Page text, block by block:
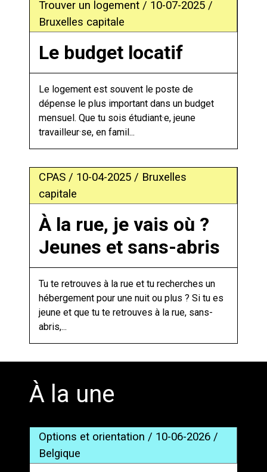
Trouver un logement / 10-07-2025 /
Bruxelles capitale
Le budget locatif
Le logement est souvent le poste de
dépense le plus important dans un budget
mensuel. Que tu sois étudiant·e, jeune
travailleur·se, en famil...
CPAS / 10-04-2025 / Bruxelles
capitale
À la rue, je vais où ?
Jeunes et sans-abris
Tu te retrouves à la rue et tu recherches un
hébergement pour une nuit ou plus ? Si tu es
jeune et que tu te retrouves à la rue, sans-
abris,...
À la une
Options et orientation / 10-06-2026 /
Belgique